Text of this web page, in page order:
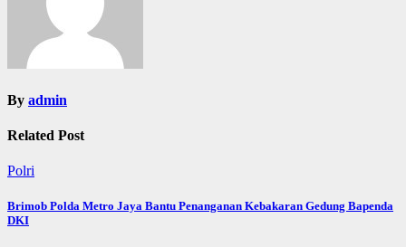
By admin
Related Post
Polri
Brimob Polda Metro Jaya Bantu Penanganan Kebakaran Gedung Bapenda
DKI